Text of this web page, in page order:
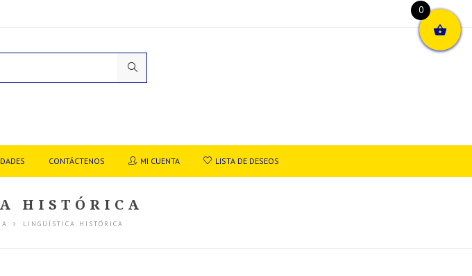
CONTÁCTENOS MI CUENTA LISTA DE DESEOS
HISTÓRICA
LINGÜÍSTICA HISTÓRICA
0